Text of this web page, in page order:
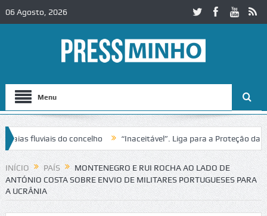
06 Agosto, 2026
Menu
fluviais do concelho “Inaceitável”. Liga para a Proteção da
INÍCIO PAÍS
MONTENEGRO E RUI ROCHA AO LADO DE
ANTÓNIO COSTA SOBRE ENVIO DE MILITARES PORTUGUESES PARA
A UCRÂNIA